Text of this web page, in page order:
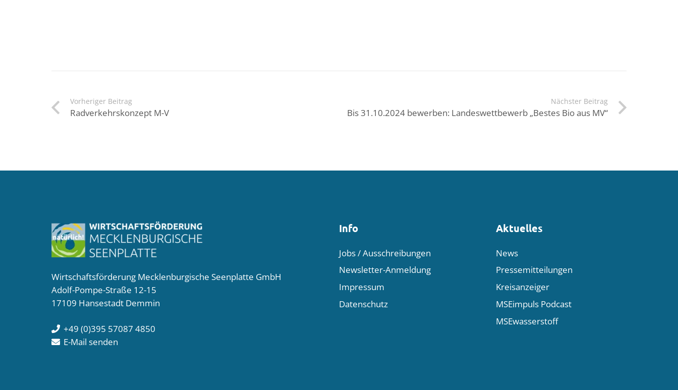
Vorheriger Beitrag
Radverkehrskonzept M-V
Nächster Beitrag
Bis 31.10.2024 bewerben: Landeswettbewerb „Bestes Bio aus MV“
Wirtschaftsförderung Mecklenburgische Seenplatte GmbH
Adolf-Pompe-Straße 12-15
17109 Hansestadt Demmin
+49 (0)395 57087 4850
E-Mail senden
Info
Jobs / Ausschreibungen
Newsletter-Anmeldung
Impressum
Datenschutz
Aktuelles
News
Pressemitteilungen
Kreisanzeiger
MSEimpuls Podcast
MSEwasserstoff